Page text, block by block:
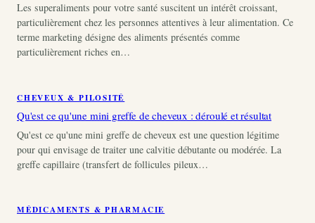
Les superaliments pour votre santé suscitent un intérêt croissant,
particulièrement chez les personnes attentives à leur alimentation. Ce
terme marketing désigne des aliments présentés comme
particulièrement riches en…
CHEVEUX & PILOSITÉ
Qu'est ce qu'une mini greffe de cheveux : déroulé et résultat
Qu'est ce qu'une mini greffe de cheveux est une question légitime
pour qui envisage de traiter une calvitie débutante ou modérée. La
greffe capillaire (transfert de follicules pileux…
MÉDICAMENTS & PHARMACIE